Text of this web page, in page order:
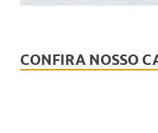
CONFIRA NOSSO